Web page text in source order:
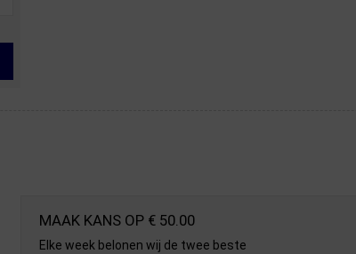
MAAK KANS OP € 50.00
Elke week belonen wij de twee beste